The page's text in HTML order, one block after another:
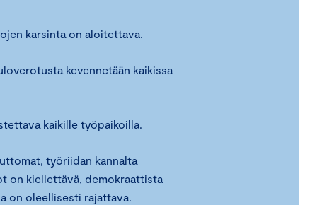
karsinta on aloitettava.
kevennetään kaikissa
kaikille työpaikoilla.
työriidan kannalta
on kiellettävä, demokraattista
on oleellisesti rajattava.